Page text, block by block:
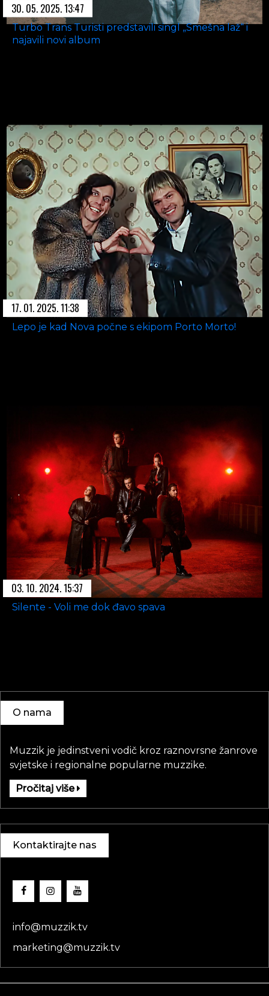
30. 05. 2025. 13:47
Turbo Trans Turisti predstavili singl „Smešna laž“ i
najavili novi album
17. 01. 2025. 11:38
Lepo je kad Nova počne s ekipom Porto Morto!
03. 10. 2024. 15:37
Silente - Voli me dok đavo spava
O nama
Muzzik je jedinstveni vodič kroz raznovrsne žanrove
svjetske i regionalne popularne muzzike.
Pročitaj više
Kontaktirajte nas
info@muzzik.tv
marketing@muzzik.tv